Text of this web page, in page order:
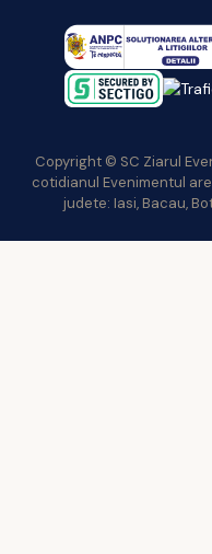
Copyright © SC Ziarul
cotidianul Evenimentul
judete: Iasi, Bacau,